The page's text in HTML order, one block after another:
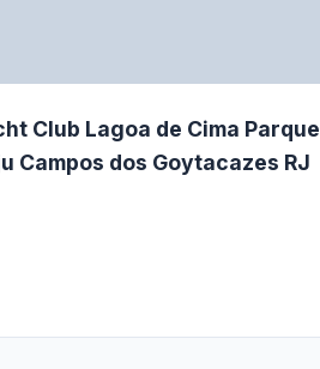
Club Lagoa de Cima Parque
Campos dos Goytacazes RJ